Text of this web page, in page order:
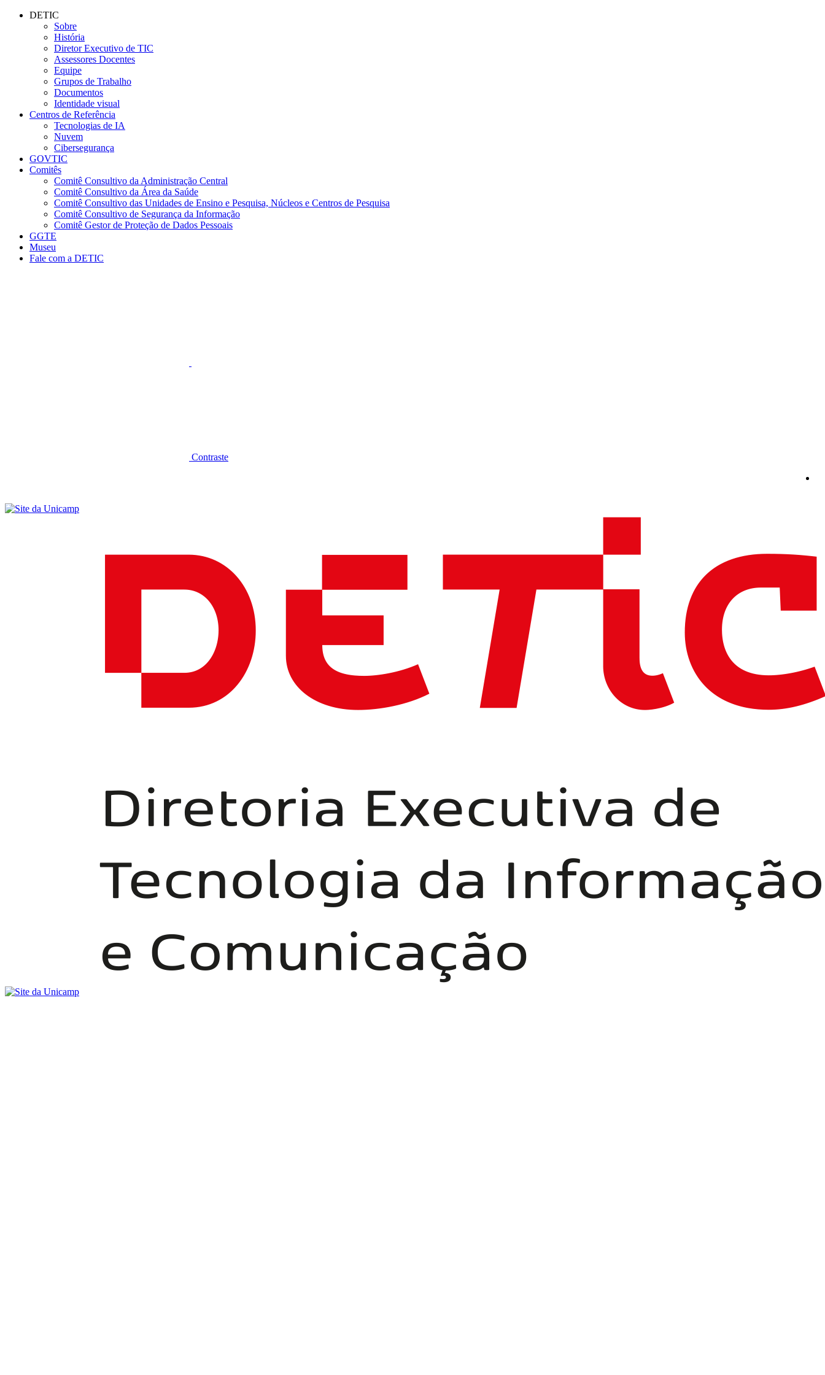
Conteúdo principal
DETIC
Sobre
História
Diretor Executivo de TIC
Assessores Docentes
Equipe
Grupos de Trabalho
Documentos
Identidade visual
Centros de Referência
Tecnologias de IA
Nuvem
Cibersegurança
GOVTIC
Comitês
Comitê Consultivo da Administração Central
Comitê Consultivo da Área da Saúde
Comitê Consultivo das Unidades de Ensino e Pesquisa, Núcleos e Centros de Pesquisa
Comitê Consultivo de Segurança da Informação
Comitê Gestor de Proteção de Dados Pessoais
GGTE
Museu
Fale com a DETIC
Contraste